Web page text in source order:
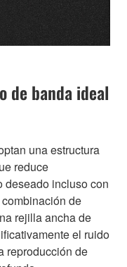
de banda ideal
una estructura
reduce
deseado incluso con
de
rejilla ancha de
el ruido
reproducción de